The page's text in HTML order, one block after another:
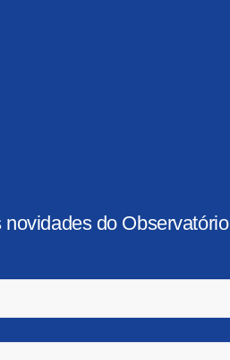
do Observatório